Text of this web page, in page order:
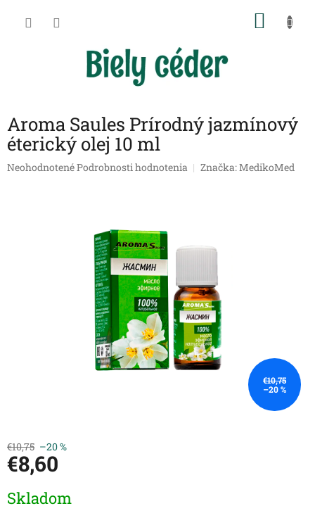
Aroma Saules Prírodný jazmínový
éterický olej 10 ml
Priemerné
NeohodnotenéPodrobnosti hodnotenia Značka:MedikoMed
€10,75
–20 %
€10,75 –20 %
€8,60
cena:
Skladom